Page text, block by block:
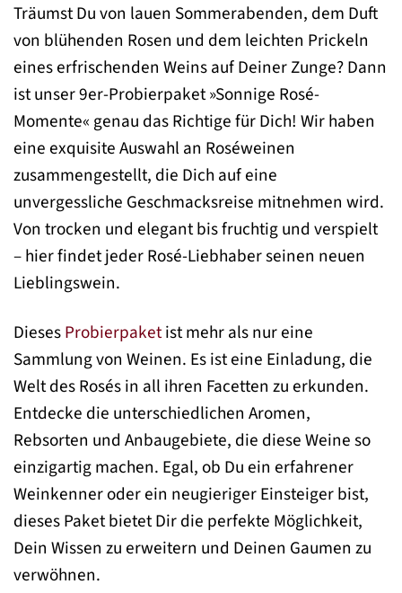
Träumst Du von lauen Sommerabenden, dem Duft
von blühenden Rosen und dem leichten Prickeln
eines erfrischenden Weins auf Deiner Zunge? Dann
ist unser 9er-Probierpaket »Sonnige Rosé-
Momente« genau das Richtige für Dich! Wir haben
eine exquisite Auswahl an Roséweinen
zusammengestellt, die Dich auf eine
unvergessliche Geschmacksreise mitnehmen wird.
Von trocken und elegant bis fruchtig und verspielt
– hier findet jeder Rosé-Liebhaber seinen neuen
Lieblingswein.
DiesesProbierpaketist mehr als nur eine
Sammlung von Weinen. Es ist eine Einladung, die
Welt des Rosés in all ihren Facetten zu erkunden.
Entdecke die unterschiedlichen Aromen,
Rebsorten und Anbaugebiete, die diese Weine so
einzigartig machen. Egal, ob Du ein erfahrener
Weinkenner oder ein neugieriger Einsteiger bist,
dieses Paket bietet Dir die perfekte Möglichkeit,
Dein Wissen zu erweitern und Deinen Gaumen zu
verwöhnen.